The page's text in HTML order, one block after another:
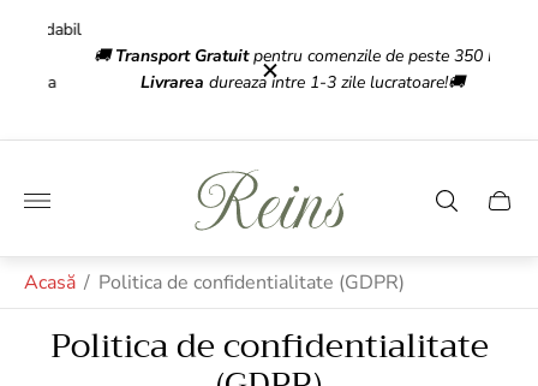
Transport Gratuitpentru comenzile de peste 350 Lei!
Livrareadureaza intre 1-3 zile lucratoare!🚚
Sigla
magazinului"
Acasă / Politica de confidentialitate (GDPR)
Politica de confidentialitate